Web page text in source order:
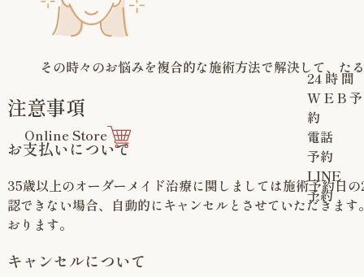
その時々のお悩みを複合的な施術方法で解決して、た
注意事項
お支払いについて
35歳以上のオーダーメイド治療に関しましては施術予約日
認できない場合、自動的にキャンセルとさせていただきま
おります。
キャンセルについて
Online Store
24 時間
WEB予
約
電話
予約
LINE
予約